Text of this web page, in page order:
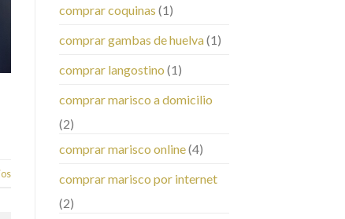
comprar coquinas (1)
comprar gambas de huelva(1)
comprar langostino (1)
comprar marisco a domicilio
(2)
comprar marisco online(4)
comprar marisco por internet
(2)